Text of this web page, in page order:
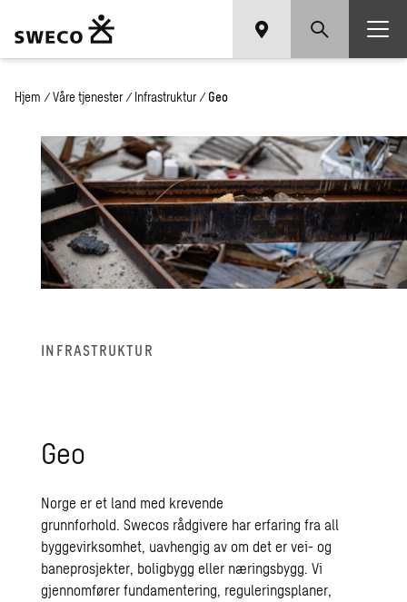
Hjem / Våre tjenester / Infrastruktur / Geo
INFRASTRUKTUR
Geo
Norge er et land med krevende
grunnforhold.Swecos rådgivere har erfaring fra all
byggevirksomhet, uavhengig av om det er vei- og
baneprosjekter, boligbygg eller næringsbygg. Vi
gjennomfører fundamentering, reguleringsplaner,